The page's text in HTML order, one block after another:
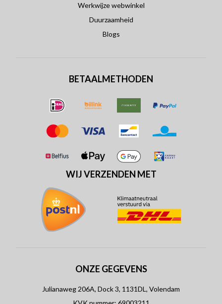
Werkwijze webwinkel
Duurzaamheid
Blogs
BETAALMETHODEN
WIJ VERZENDEN MET
ONZE GEGEVENS
Julianaweg 206A, Dock 3, 1131DL, Volendam